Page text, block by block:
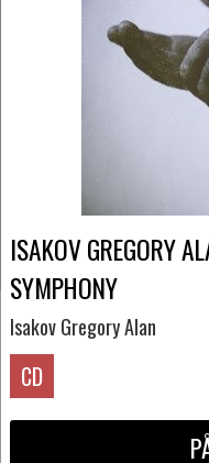
ISAKOV GREGORY
SYMPHONY
Isakov Gregory Alan
CD